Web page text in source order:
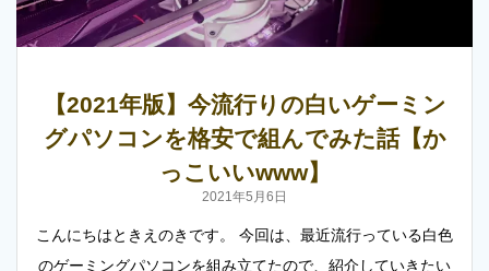
【2021年版】今流行りの白いゲーミン
グパソコンを格安で組んでみた話【か
っこいいwww】
2021年5月6日
こんにちはときえのきです。 今回は、最近流行っている白色
のゲーミングパソコンを組み立てたので、紹介していきたい